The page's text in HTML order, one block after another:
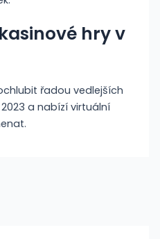
hry v
řadou vedlejších
a nabízí virtuální